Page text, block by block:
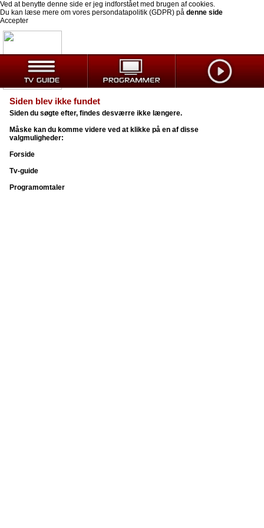
Ved at benytte denne side er jeg indforstået med brugen af cookies.
Du kan læse mere om vores persondatapolitik (GDPR) på denne side
Accepter
Siden blev ikke fundet
Siden du søgte efter, findes desværre ikke længere.
Måske kan du komme videre ved at klikke på en af disse
valgmuligheder:
Forside
Tv-guide
Programomtaler